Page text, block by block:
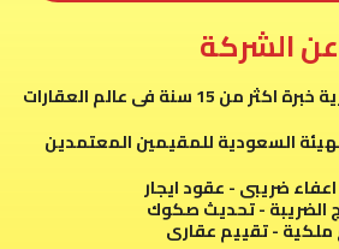
عن الشركة
سنة فى عالم العقارات
السعودية للمقيمين المعتمدين
ضريبى - عقود ايجار
الضريبة - تحديث صكوك
ملكية - تقييم عقارى